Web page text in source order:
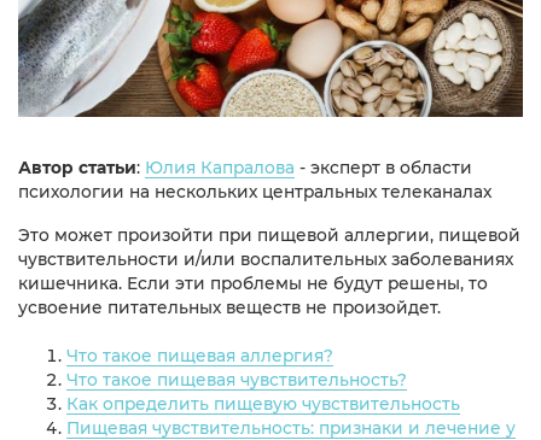
Автор статьи: Юлия Капралова - эксперт в области
психологии на нескольких центральных телеканалах
Это может произойти при пищевой аллергии, пищевой
чувствительности и/или воспалительных заболеваниях
кишечника. Если эти проблемы не будут решены, то
усвоение питательных веществ не произойдет.
Что такое пищевая аллергия?
Что такое пищевая чувствительность?
Как определить пищевую чувствительность
Пищевая чувствительность: признаки и лечение у